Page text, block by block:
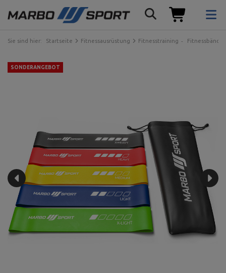
Sie sind hier: Startseite Fitnessausrüstung Fitnesstraining Fitnessbänder
SONDERANGEBOT